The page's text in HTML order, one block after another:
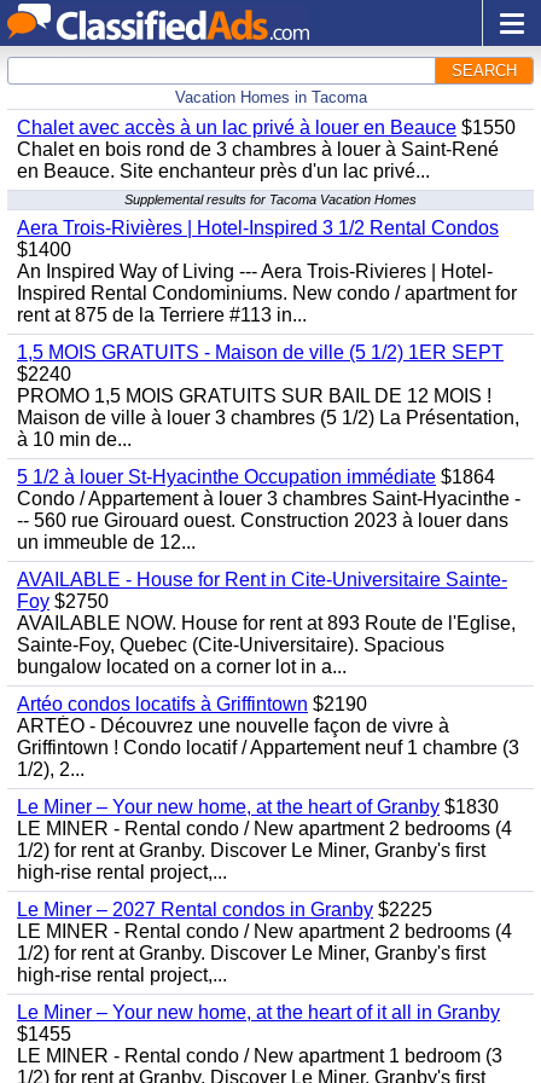
SEARCH
Vacation Homes in Tacoma
Chalet avec accès à un lac privé à louer en Beauce $1550
Chalet en bois rond de 3 chambres à louer à Saint-René
en Beauce. Site enchanteur près d'un lac privé...
Supplemental results for Tacoma Vacation Homes
Aera Trois-Rivières | Hotel-Inspired 3 1/2 Rental Condos
$1400
An Inspired Way of Living --- Aera Trois-Rivieres | Hotel-
Inspired Rental Condominiums. New condo / apartment for
rent at 875 de la Terriere #113 in...
1,5 MOIS GRATUITS - Maison de ville (5 1/2) 1ER SEPT
$2240
PROMO 1,5 MOIS GRATUITS SUR BAIL DE 12 MOIS !
Maison de ville à louer 3 chambres (5 1/2) La Présentation,
à 10 min de...
5 1/2 à louer St-Hyacinthe Occupation immédiate $1864
Condo / Appartement à louer 3 chambres Saint-Hyacinthe -
-- 560 rue Girouard ouest. Construction 2023 à louer dans
un immeuble de 12...
AVAILABLE - House for Rent in Cite-Universitaire Sainte-
Foy $2750
AVAILABLE NOW. House for rent at 893 Route de l'Eglise,
Sainte-Foy, Quebec (Cite-Universitaire). Spacious
bungalow located on a corner lot in a...
Artéo condos locatifs à Griffintown $2190
ARTÉO - Découvrez une nouvelle façon de vivre à
Griffintown ! Condo locatif / Appartement neuf 1 chambre (3
1/2), 2...
Le Miner – Your new home, at the heart of Granby $1830
LE MINER - Rental condo / New apartment 2 bedrooms (4
1/2) for rent at Granby. Discover Le Miner, Granby's first
high-rise rental project,...
Le Miner – 2027 Rental condos in Granby $2225
LE MINER - Rental condo / New apartment 2 bedrooms (4
1/2) for rent at Granby. Discover Le Miner, Granby's first
high-rise rental project,...
Le Miner – Your new home, at the heart of it all in Granby
$1455
LE MINER - Rental condo / New apartment 1 bedroom (3
1/2) for rent at Granby. Discover Le Miner, Granby's first